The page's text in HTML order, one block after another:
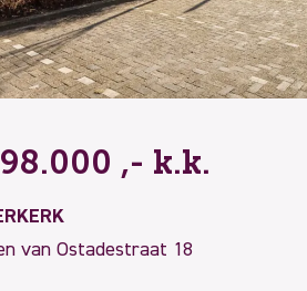
,- k.k.
van Ostadestraat 18